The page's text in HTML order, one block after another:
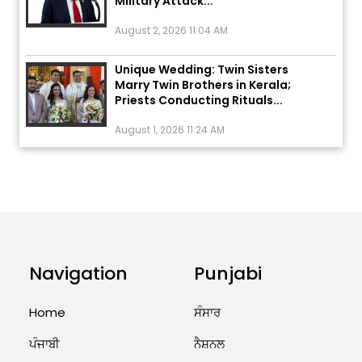
Unique Wedding: Twin Sisters
Marry Twin Brothers in Kerala;
Priests Conducting Rituals...
ਅੱਜ ਦਾ ਰਾਸ਼ੀਫਲ (5 ਅਗਸਤ 2026): ਜਾਣੋ
7 Killed, 18 Injured
India Wins 8 Gold Medals on Day
10 of Commonwealth Games:
Navigation
Home
ਪੰਜਾਬੀ
Punjabi
ਸੰਸਾਰ
ਨੈਸ਼ਨਲ